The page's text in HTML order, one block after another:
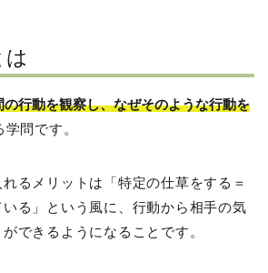
は
行動を観察し、なぜそのような行動を
学問です。
るメリットは「特定の仕草をする＝
る」という風に、行動から相手の気
できるようになることです。